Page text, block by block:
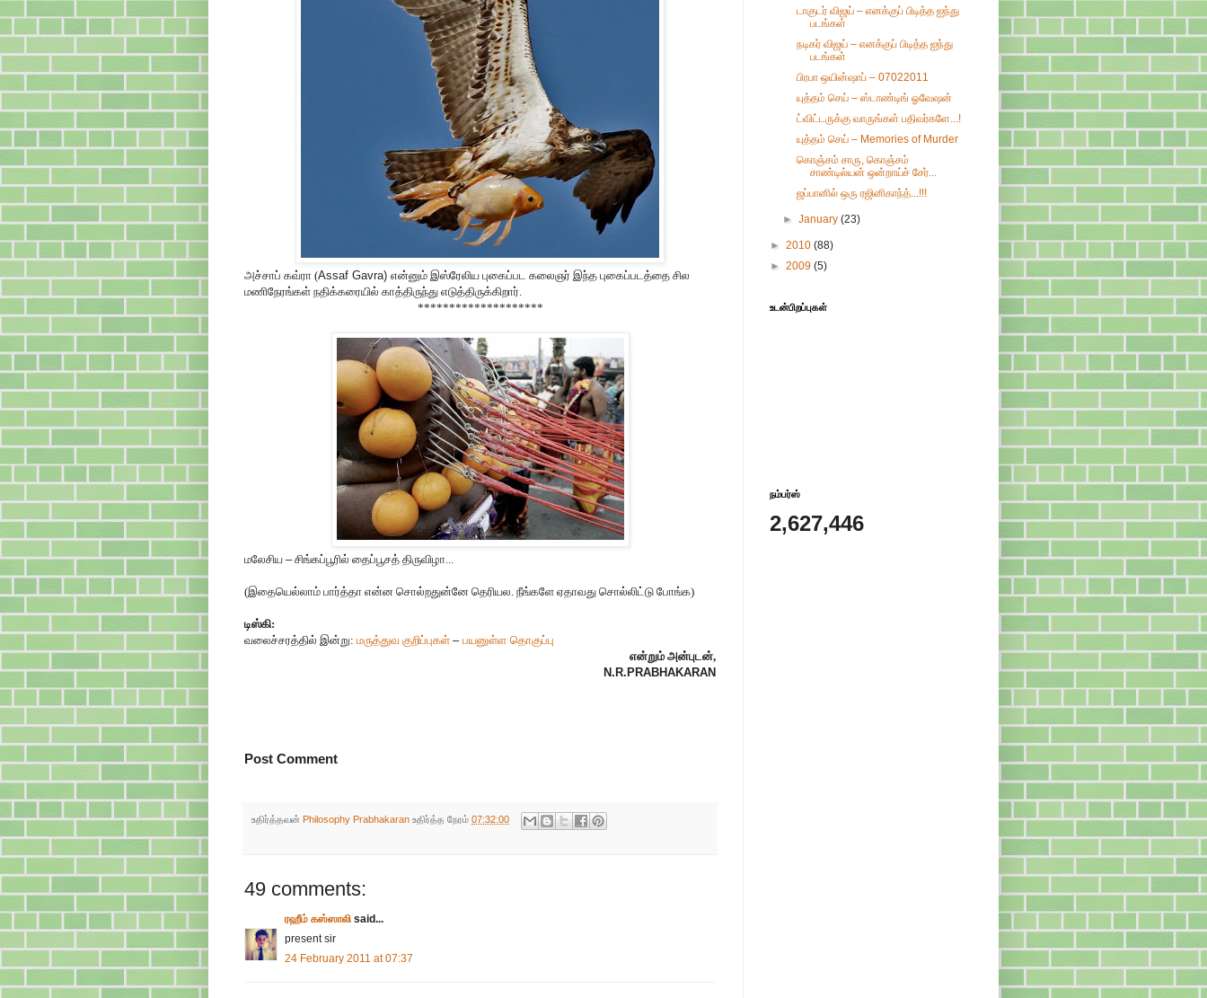
அச்சாப் கவ்ரா (Assaf Gavra) என்னும் இஸ்ரேலிய புகைப்பட கலைஞர் இந்த புகைப்படத்தை சில
மணிநேரங்கள் நதிக்கரையில் காத்திருந்து எடுத்திருக்கிறார்.
********************
மலேசிய –சிங்கப்பூரில் தைப்பூசத் திருவிழா...
(இதையெல்லாம் பார்த்தா என்ன சொல்றதுன்னே தெரியல. நீங்களே ஏதாவது சொல்லிட்டு போங்க)
டிஸ்கி:
வலைச்சரத்தில் இன்று: மருத்துவ குறிப்புகள் – பயனுள்ள தொகுப்பு
என்றும் அன்புடன்,
N.R.PRABHAKARAN
Post Comment
உதிர்த்தவன் Philosophy Prabhakaran உதிர்த்த நேரம் 07:32:00
49 comments:
ரஹீம் கஸ்ஸாலி said...
present sir
24 February 2011 at 07:37
டாகுடர் விஜய் – எனக்குப் பிடித்த ஐந்து
படங்கள்
நடிகர் விஜய் – எனக்குப் பிடித்த ஐந்து
படங்கள்
பிரபா ஒயின்ஷாப் – 07022011
யுத்தம் செய் – ஸ்டாண்டிங் ஓவேஷன்
ட்விட்டருக்கு வாருங்கள் பதிவர்களே...!
யுத்தம் செய் – Memories of Murder
கொஞ்சம் சாரு, கொஞ்சம்
சாண்டில்யன் ஒன்றாய்ச் சேர்...
ஜப்பானில் ஒரு ரஜினிகாந்த்...!!!
►January(23)
► 2010 (88)
► 2009 (5)
உடன்பிறப்புகள்
நம்பர்ஸ்
2,627,446